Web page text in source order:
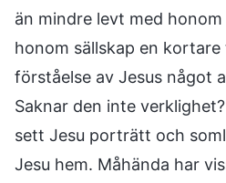
än mindre levt med
honom sällskap en
förståelse av Jesus något
Saknar den inte
sett Jesu porträtt och
Jesu hem. Måhända har